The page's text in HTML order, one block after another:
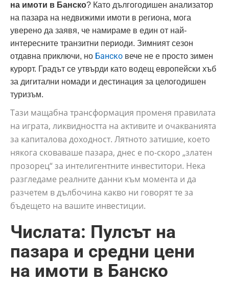
на имоти в Банско? Като дългогодишен анализатор
на пазара на недвижими имоти в региона, мога
уверено да заявя, че намираме в един от най-
интересните транзитни периоди. Зимният сезон
отдавна приключи, но Банско вече не е просто зимен
курорт. Градът се утвърди като водещ европейски хъб
за дигитални номади и дестинация за целогодишен
туризъм.
Тази мащабна трансформация променя правилата
на играта, ликвидността на активите и очакванията
за капиталова доходност. Лятното затишие, което
някога сковаваше пазара, днес е по-скоро „златен
прозорец“ за интелигентните инвеститори. Нека
разгледаме реалните данни към момента и да
разчетем в дълбочина какво ни говорят те за
бъдещето на вашите инвестиции.
Числата: Пулсът на
пазара и средни цени
на имоти в Банско